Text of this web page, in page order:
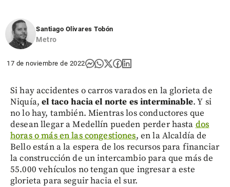
Santiago Olivares Tobón
Metro
17 de noviembre de 2022
Si hay accidentes o carros varados en la glorieta de
Niquía,el taco hacia el norte es interminable. Y si
no lo hay, también. Mientras los conductores que
desean llegar a Medellín pueden perder hasta dos
horas o más en las congestiones, en la Alcaldía de
Bello están a la espera de los recursos para financiar
la construcción de un intercambio para que más de
55.000 vehículos no tengan que ingresar a este
glorieta para seguir hacia el sur.